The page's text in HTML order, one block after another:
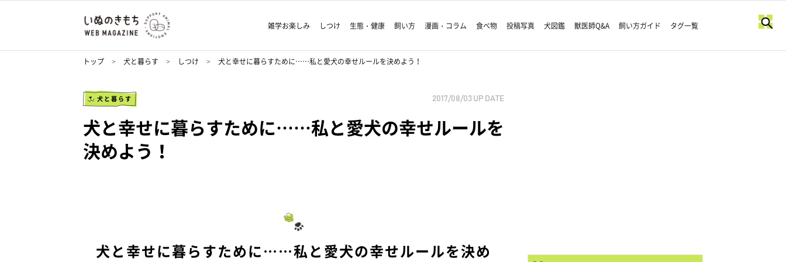
雑学お楽しみ しつけ 生態・健康 飼い方 漫画・コラム 食べ物 投稿写真 犬図鑑 獣医師Q&A 飼い方ガイド タグ一覧
トップ 犬と暮らす しつけ 犬と幸せに暮らすために……私と愛犬の幸せルールを決めよう！
犬と暮らす 2017/08/03 UP DATE
犬と幸せに暮らすために……私と愛犬の幸せルールを
決めよう！
犬と幸せに暮らすために……私と愛犬の幸せルールを決め